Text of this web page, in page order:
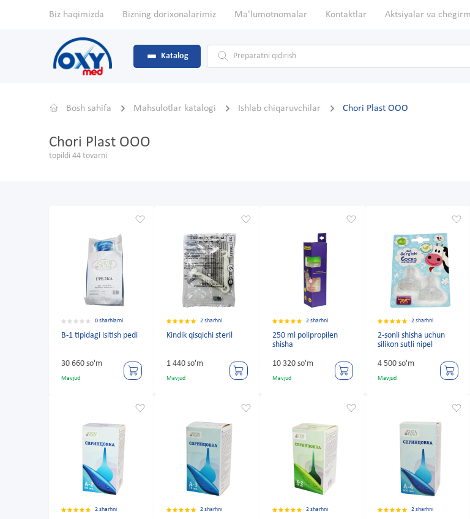
Biz haqimizda Bizning dorixonalarimiz Ma'lumotnomalar Kontaktlar Aktsiyalar va
Katalog
Bosh sahifa Mahsulotlar katalogi Ishlab chiqaruvchilar Chori Plast OOO
Chori Plast OOO
topildi 44 tovarni
0 sharhlarni
B-1 tipidagi isitish pedi
30 660 so'm
Mavjud
2 sharhni
Kindik qisqichi steril
1 440 so'm
Mavjud
2 sharhni
250 ml polipropilen
shisha
10 320 so'm
Mavjud
2 sharhni
2-sonli shisha uchun
silikon sutli nipel
4 500 so'm
Mavjud
2 sharhni 2 sharhni 2 sharhni 2 sharhni